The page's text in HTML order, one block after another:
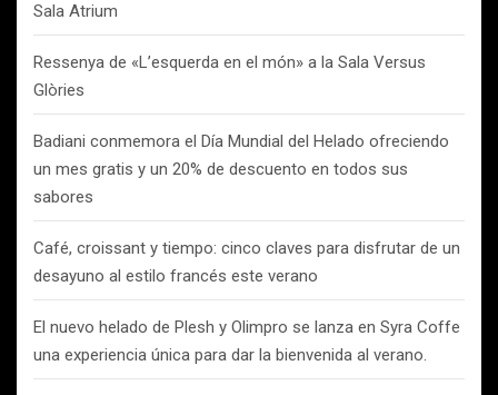
Sala Atrium
Ressenya de «L’esquerda en el món» a la Sala Versus
Glòries
Badiani conmemora el Día Mundial del Helado ofreciendo
un mes gratis y un 20% de descuento en todos sus
sabores
Café, croissant y tiempo: cinco claves para disfrutar de un
desayuno al estilo francés este verano
El nuevo helado de Plesh y Olimpro se lanza en Syra Coffe
una experiencia única para dar la bienvenida al verano.